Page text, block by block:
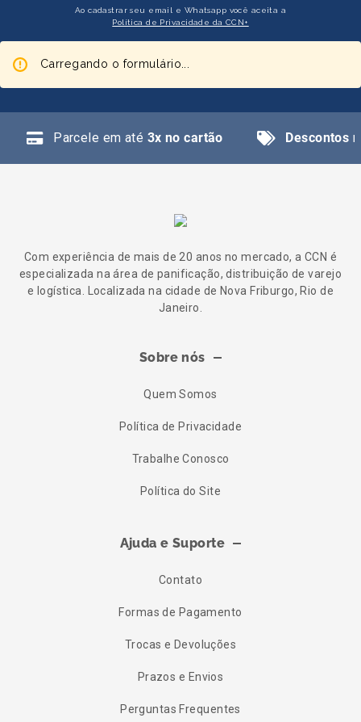
Ao cadastrar seu email e Whatsapp você aceita a
Política de Privacidade da CCN+
Carregando o formulário...
Parcele em até 3x no cartão Descontos
Com experiência de mais de 20 anos no mercado, a CCN é
especializada na área de panificação, distribuição de varejo
e logística. Localizada na cidade de Nova Friburgo, Rio de
Janeiro.
Sobre nós
Quem Somos
Política de Privacidade
Trabalhe Conosco
Política do Site
Ajuda e Suporte
Contato
Formas de Pagamento
Trocas e Devoluções
Prazos e Envios
Perguntas Frequentes